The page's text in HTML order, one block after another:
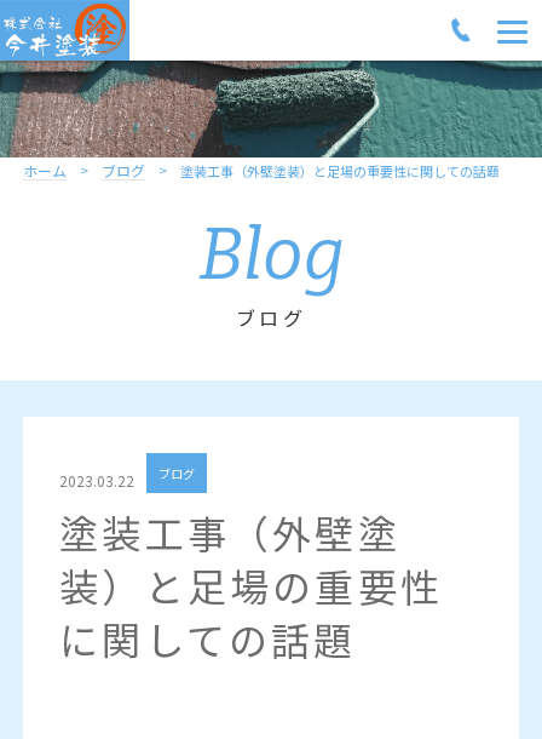
ホーム ブログ 塗装工事（外壁塗装）と足場の重要性に関しての話題
Blog
ブログ
2023.03.22 ブログ
塗装工事（外壁塗
装）と足場の重要性
に関しての話題